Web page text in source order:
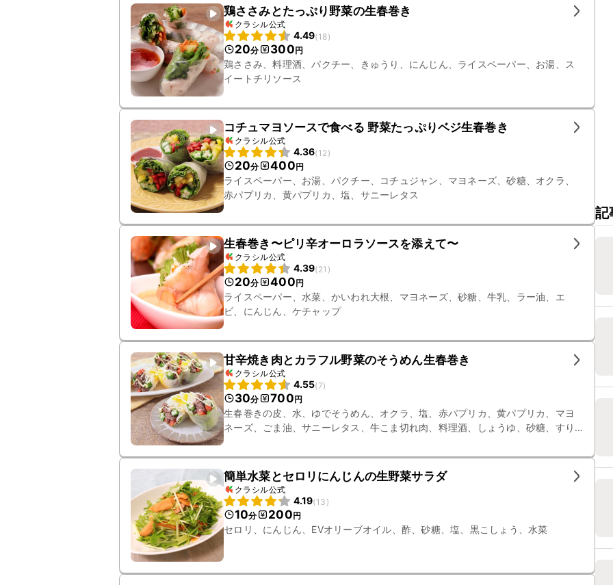
鶏ささみとたっぷり野菜の生春巻き
クラシル公式
4.49(18)
20分 300円
鶏ささみ、料理酒、パクチー、きゅうり、にんじん、ライスペーパー、お湯、ス
イートチリソース
コチュマヨソースで食べる 野菜たっぷりベジ生春巻き
クラシル公式
4.36(12 )
20分 400円
ライスペーパー、お湯、パクチー、コチュジャン、マヨネーズ、砂糖、オクラ、
赤パプリカ、黄パプリカ、塩、サニーレタス
生春巻き〜ピリ辛オーロラソースを添えて〜
クラシル公式
4.39(21 )
20分 400円
ライスペーパー、水菜、かいわれ大根、マヨネーズ、砂糖、牛乳、ラー油、エ
ビ、にんじん、ケチャップ
甘辛焼き肉とカラフル野菜のそうめん生春巻き
クラシル公式
4.55(7)
30分 700円
生春巻きの皮、水、ゆでそうめん、オクラ、塩、赤パプリカ、黄パプリカ、マヨ
ネーズ、ごま油、サニーレタス、牛こま切れ肉、料理酒、しょうゆ、砂糖、すり
簡単水菜とセロリにんじんの生野菜サラダ
クラシル公式
4.19(13 )
10分 200円
セロリ、にんじん、EVオリーブオイル、酢、砂糖、塩、黒こしょう、水菜
記